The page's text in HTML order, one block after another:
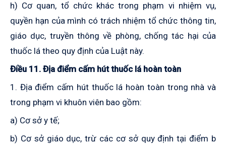
h) Cơ quan, tổ chức khác trong phạm vi nhiệm vụ,
quyền hạn của mình có trách nhiệm tổ chức thông tin,
giáo dục, truyền thông về phòng, chống tác hại của
thuốc lá theo quy định của Luật này.
Điều 11. Địa điểm cấm hút thuốc lá hoàn toàn
1. Địa điểm cấm hút thuốc lá hoàn toàn trong nhà và
trong phạm vi khuôn viên bao gồm:
a) Cơ sở y tế;
b) Cơ sở giáo dục, trừ các cơ sở quy định tại điểm b